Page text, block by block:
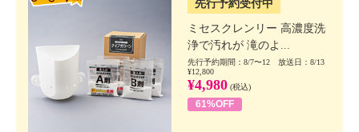
先行予約受付中
ミセスクレンリー 高濃度洗
浄で汚れが 滝のよ...
先行予約期間：8/7〜12 放送日：8/13
¥12,800
¥4,980 (税込)
61%OFF